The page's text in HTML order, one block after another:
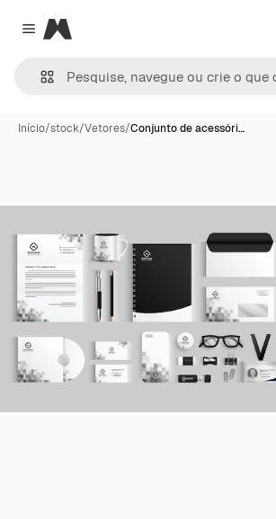
Close menu
Magnific
Início/stock/Vetores/Conjunto de acessóri…